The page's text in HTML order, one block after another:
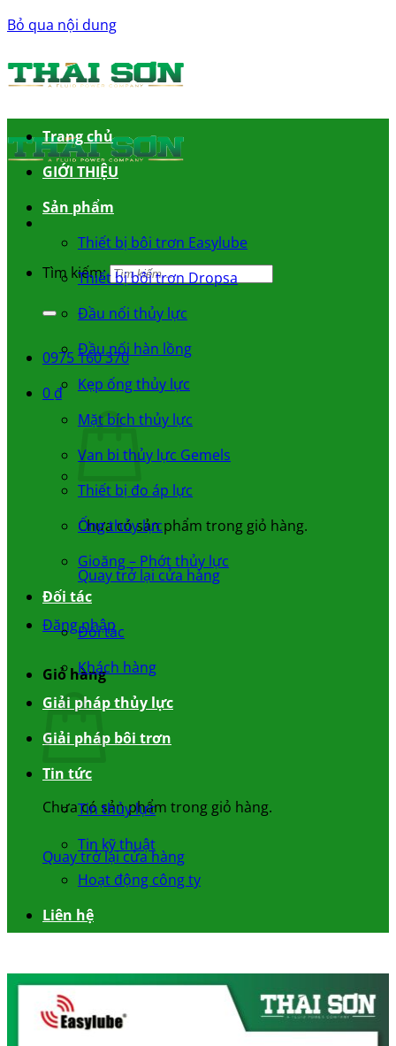
Bỏ qua nội dung
Tìm kiếm:
0975 160 370
0 ₫
Chưa có sản phẩm trong giỏ hàng.
Quay trở lại cửa hàng
Đăng nhập
Giỏ hàng
Chưa có sản phẩm trong giỏ hàng.
Quay trở lại cửa hàng
Trang chủ
GIỚI THIỆU
Sản phẩm
Thiết bị bôi trơn Easylube
Thiết bị bôi trơn Dropsa
Đầu nối thủy lực
Đầu nối hàn lồng
Kẹp ống thủy lực
Mặt bích thủy lực
Van bi thủy lực Gemels
Thiết bị đo áp lực
Ống thủy lực
Gioăng – Phớt thủy lực
Đối tác
Đối tác
Khách hàng
Giải pháp thủy lực
Giải pháp bôi trơn
Tin tức
Tin thủy lực
Tin kỹ thuật
Hoạt động công ty
Liên hệ